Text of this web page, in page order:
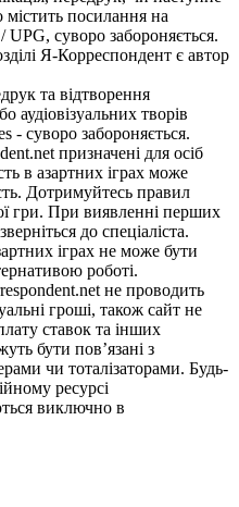
посилання на
суворо забороняється.
Я-Корреспондент є автор
та відтворення
аудіовізуальних творів
- суворо забороняється.
призначені для осіб
в азартних іграх може
Дотримуйтесь правил
гри. При виявленні перших
до спеціаліста.
іграх не може бути
роботі.
не проводить
гроші, також сайт не
ставок та інших
бути пов’язані з
чи тоталізаторами. Будь-
ресурсі
виключно в